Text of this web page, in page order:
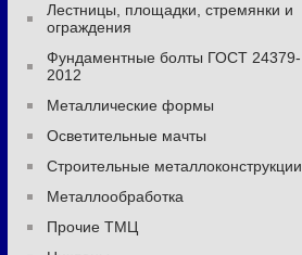
Лестницы, площадки, стремянки и
ограждения
Фундаментные болты ГОСТ 24379-
2012
Металлические формы
Осветительные мачты
Строительные металлоконструкции
Металлообработка
Прочие ТМЦ